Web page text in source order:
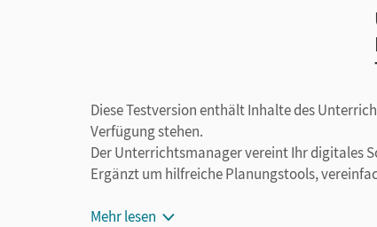
Diese Testversion enthält Inhalte des
Verfügung stehen.
Der Unterrichtsmanager vereint Ihr digitales
Ergänzt um hilfreiche Planungstools,
Mehr lesen